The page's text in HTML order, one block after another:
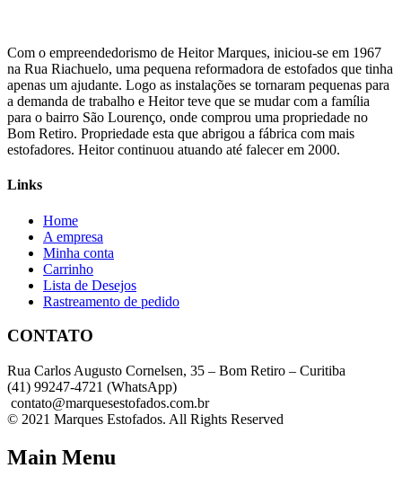
Com o empreendedorismo de Heitor Marques, iniciou-se em 1967
na Rua Riachuelo, uma pequena reformadora de estofados que tinha
apenas um ajudante. Logo as instalações se tornaram pequenas para
a demanda de trabalho e Heitor teve que se mudar com a família
para o bairro São Lourenço, onde comprou uma propriedade no
Bom Retiro. Propriedade esta que abrigou a fábrica com mais
estofadores. Heitor continuou atuando até falecer em 2000.
Links
Home
A empresa
Minha conta
Carrinho
Lista de Desejos
Rastreamento de pedido
CONTATO
Rua Carlos Augusto Cornelsen, 35 – Bom Retiro – Curitiba
(41) 99247-4721 (WhatsApp)
contato@marquesestofados.com.br
© 2021 Marques Estofados. All Rights Reserved
Main Menu